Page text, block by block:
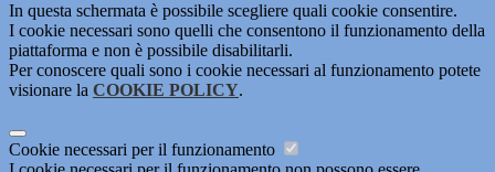
In questa schermata è possibile scegliere quali cookie consentire.
I cookie necessari sono quelli che consentono il funzionamento della
piattaforma e non è possibile disabilitarli.
Per conoscere quali sono i cookie necessari al funzionamento potete
visionare la COOKIE POLICY.
Cookie necessari per il funzionamento